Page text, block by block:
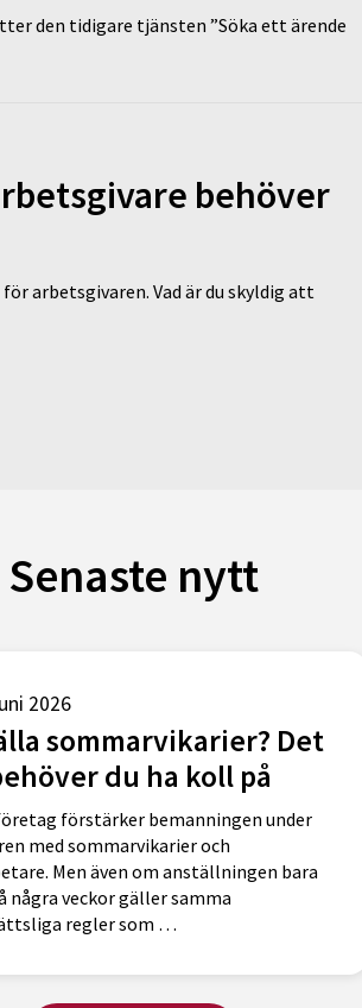
den tidigare tjänsten ”Söka ett ärende
behöver
arbetsgivaren. Vad är du skyldig att
Senaste nytt
2026
sommarvikarier? Det
du ha koll på
förstärker bemanningen under
med sommarvikarier och
Men även om anställningen bara
några veckor gäller samma
regler som …